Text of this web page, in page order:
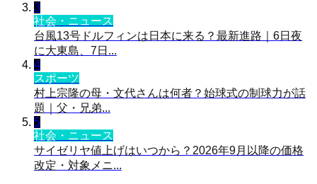
3
社会・ニュース
台風13号ドルフィンは日本に来る？最新進路｜6日夜
に大東島、7日...
4
スポーツ
村上宗隆の母・文代さんは何者？始球式の制球力が話
題｜父・兄弟...
5
社会・ニュース
サイゼリヤ値上げはいつから？2026年9月以降の価格
改定・対象メニ...